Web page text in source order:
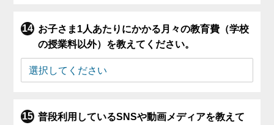
お子さま1人あたりにかかる月々の教育費（学校
の授業料以外）を教えてください。
普段利用しているSNSや動画メディアを教えて